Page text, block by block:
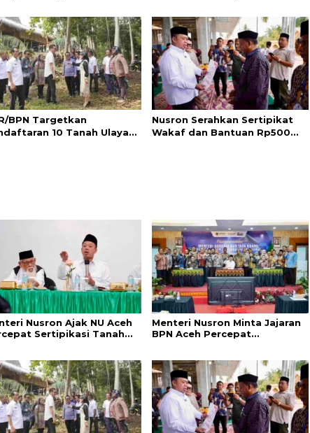
Umat
Pertanahan Berbasis
Kepuasan Masyarakat
BPN Targetkan
10 Tanah Ulayat
Nusron Serahkan Sertipikat
Wakaf dan Bantuan Rp500
Nusron Ajak NU Aceh
Sertipikasi Tanah
Menteri Nusron Minta Jajaran
BPN Aceh Percepat
Kepuasan Masyarakat